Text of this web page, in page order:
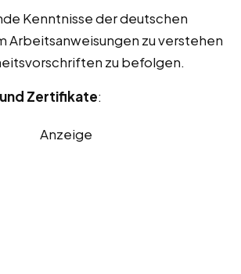
Kenntnisse der deutschen
Arbeitsanweisungen zu verstehen
zu befolgen.
Zertifikate:
Anzeige